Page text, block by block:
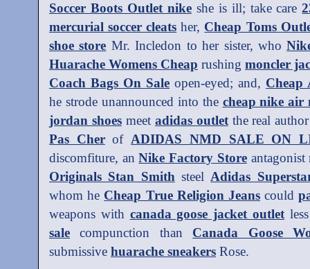
Soccer Boots Outlet nikeshe is ill; take care
mercurial soccer cleats her, Cheap Toms
shoe store Mr. Incledon to her sister, who
Huarache Womens Cheap rushing moncler
Coach Bags On Sale open-eyed; and,
he strode unannounced into the cheap nike air
jordan shoesmeet adidas outletthe real
Pas CherofADIDAS NMD SALE ON
discomfiture, anNike Factory Store
Originals Stan SmithsteelAdidas
whom he Cheap True Religion Jeanscould
weapons with canada goose jacket outlet
sale compunction than Canada Goose
submissive huarache sneakers Rose.